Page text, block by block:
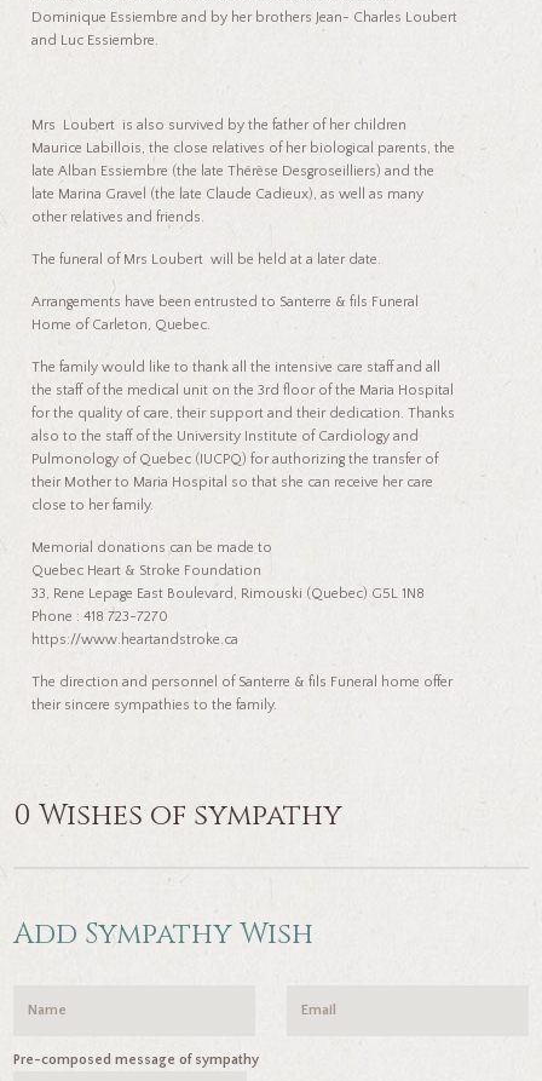
Dominique Essiembre and by her brothers Jean- Charles Loubert
and Luc Essiembre.
Mrs Loubert is also survived by the father of her children
Maurice Labillois, the close relatives of her biological parents, the
late Alban Essiembre (the late Thérèse Desgroseilliers) and the
late Marina Gravel (the late Claude Cadieux), as well as many
other relatives and friends.
The funeral of Mrs Loubert will be held at a later date.
Arrangements have been entrusted to Santerre & fils Funeral
Home of Carleton, Quebec.
The family would like to thank all the intensive care staff and all
the staff of the medical unit on the 3rd floor of the Maria Hospital
for the quality of care, their support and their dedication. Thanks
also to the staff of the University Institute of Cardiology and
Pulmonology of Quebec (IUCPQ) for authorizing the transfer of
their Mother to Maria Hospital so that she can receive her care
close to her family.
Memorial donations can be made to
Quebec Heart & Stroke Foundation
33, Rene Lepage East Boulevard, Rimouski (Quebec) G5L 1N8
Phone : 418 723-7270
https://www.heartandstroke.ca
The direction and personnel of Santerre & fils Funeral home offer
their sincere sympathies to the family.
0 Wishes of sympathy
Add Sympathy Wish
Pre-composed message of sympathy